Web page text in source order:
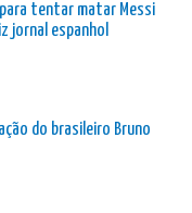
tentar matar Messi
jornal espanhol
do brasileiro Bruno